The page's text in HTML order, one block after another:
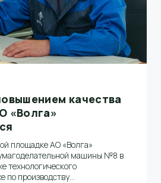
качества
«Волга»
площадке АО «Волга»
машины №8 в
технологического
по производству